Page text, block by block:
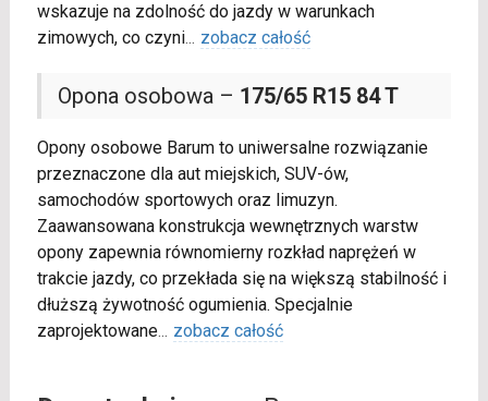
wskazuje na zdolność do jazdy w warunkach
zimowych, co czyni... zobacz całość
Opona osobowa – 175/65 R15 84 T
Opony osobowe Barum to uniwersalne rozwiązanie
przeznaczone dla aut miejskich, SUV-ów,
samochodów sportowych oraz limuzyn.
Zaawansowana konstrukcja wewnętrznych warstw
opony zapewnia równomierny rozkład naprężeń w
trakcie jazdy, co przekłada się na większą stabilność i
dłuższą żywotność ogumienia. Specjalnie
zaprojektowane... zobacz całość